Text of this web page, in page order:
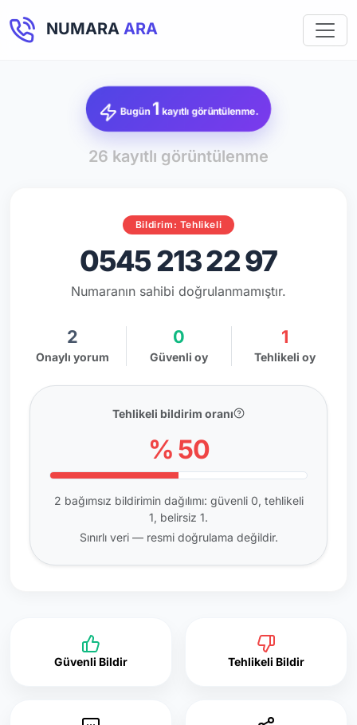
NUMARA ARA
Bugün 1 kayıtlı görüntülenme.
26 kayıtlı görüntülenme
Bildirim: Tehlikeli
0545 213 22 97
Numaranın sahibi doğrulanmamıştır.
2
Onaylı yorum
0
Güvenli oy
1
Tehlikeli oy
Tehlikeli bildirim oranı
% 50
2 bağımsız bildirimin dağılımı: güvenli 0, tehlikeli
1, belirsiz 1.
Sınırlı veri — resmi doğrulama değildir.
Güvenli Bildir Tehlikeli Bildir